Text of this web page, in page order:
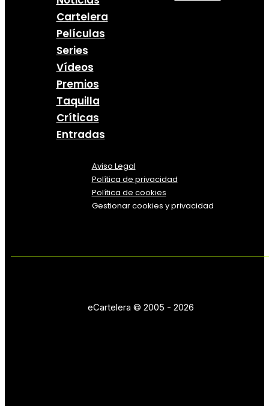
Cartelera
Películas
Series
Vídeos
Premios
Taquilla
Críticas
Entradas
Aviso Legal
Política de privacidad
Política de cookies
Gestionar cookies y privacidad
eCartelera © 2005 - 2026